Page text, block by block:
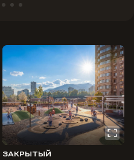
ЗАКРЫТЫЙ